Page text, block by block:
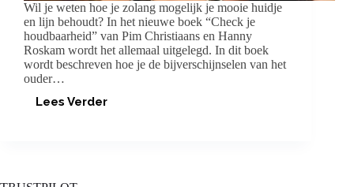
Wil je weten hoe je zolang mogelijk je mooie huidje
en lijn behoudt? In het nieuwe boek “Check je
houdbaarheid” van Pim Christiaans en Hanny
Roskam wordt het allemaal uitgelegd. In dit boek
wordt beschreven hoe je de bijverschijnselen van het
ouder…
Lees Verder
CHECK